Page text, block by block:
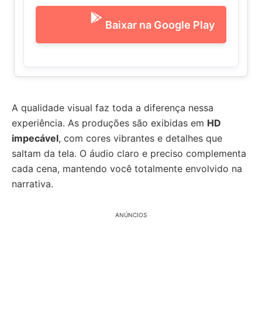
Baixar na Google Play
A qualidade visual faz toda a diferença nessa
experiência. As produções são exibidas em HD
impecável, com cores vibrantes e detalhes que
saltam da tela. O áudio claro e preciso complementa
cada cena, mantendo você totalmente envolvido na
narrativa.
ANÚNCIOS